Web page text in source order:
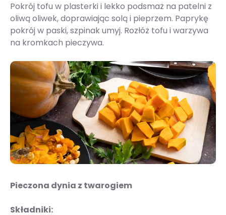
Pokrój tofu w plasterki i lekko podsmaż na patelni z
oliwą oliwek, doprawiając solą i pieprzem. Paprykę
pokrój w paski, szpinak umyj. Rozłóż tofu i warzywa
na kromkach pieczywa.
Pieczona dynia z twarogiem
Składniki: